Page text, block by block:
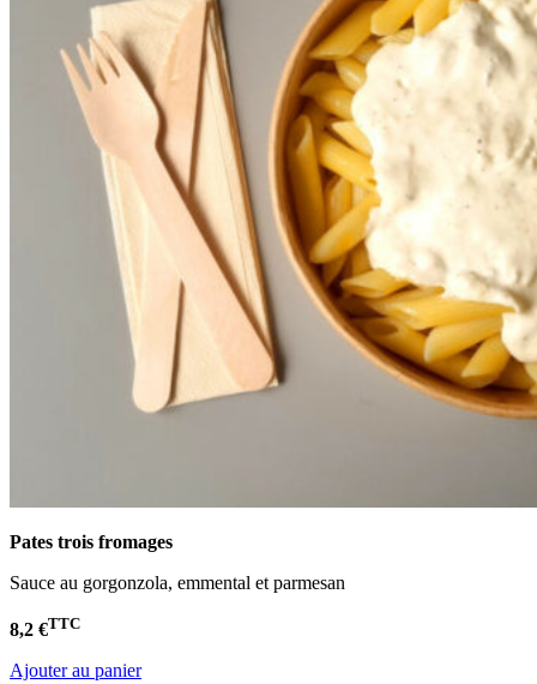
Pates trois fromages
Sauce au gorgonzola, emmental et parmesan
8,2 €TTC
Ajouter au panier